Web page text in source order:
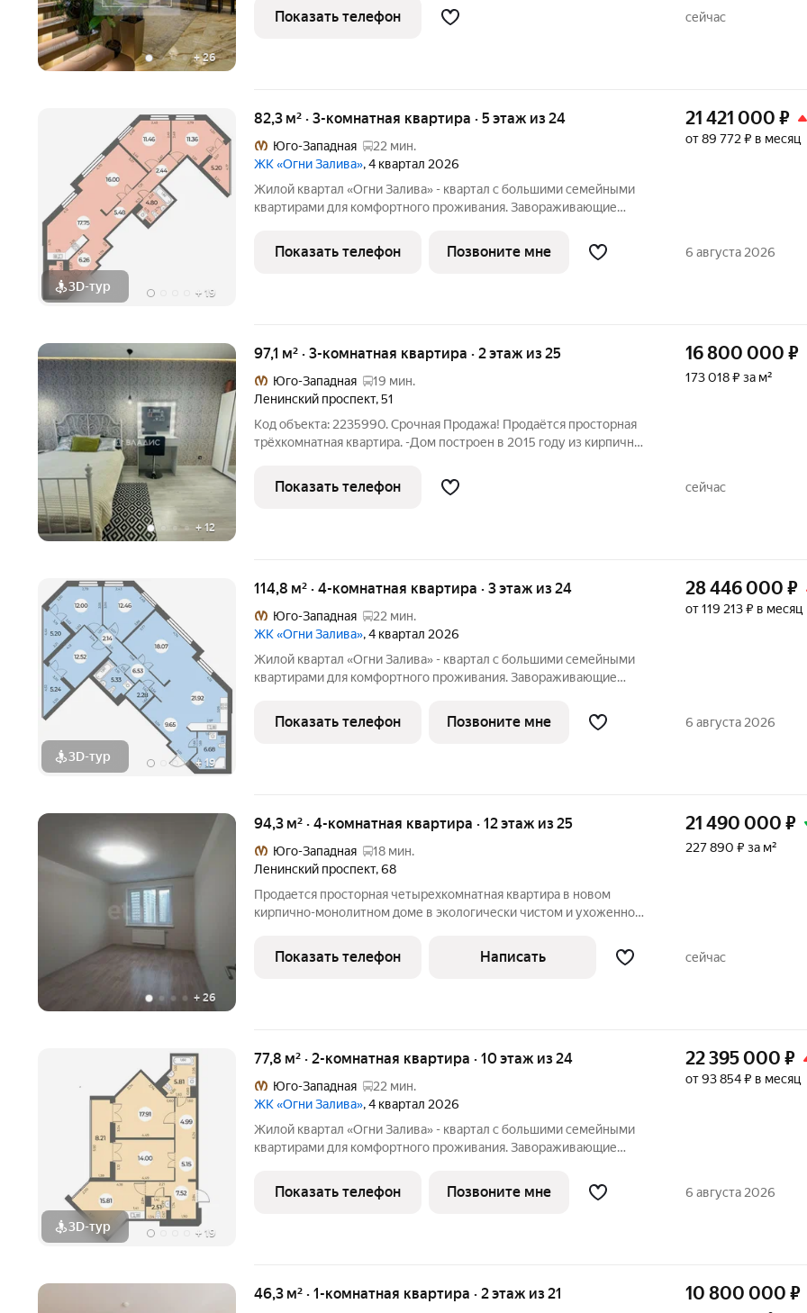
+26
чище, прозрачнее, легче. А когда открываешь дверь этого
пентхауса понимаешь: ты
Показать телефон сейчас
3D-тур + 19
82,3 м² · 3-комнатная квартира · 5 этаж из 24
Юго-Западная
22 мин.
ЖК «Огни Залива», 4 квартал 2026
Жилой квартал «Огни Залива» - квартал с большими семейными
квартирами для комфортного проживания. Завораживающие
проекте IV очереди преобладают двух и трехкомнатные
квартиры, высотность 25
21 421 000 ₽
от 89 772 ₽ в месяц
Показать телефон Позвоните мне 6 августа 2026
+ 12
97,1 м² · 3-комнатная квартира · 2 этаж из 25
Юго-Западная
19 мин.
Ленинский проспект,51
Код объекта: 2235990. Срочная Продажа! Продаётся просторная
трёхкомнатная квартира. -Дом построен в 2015 году из кирпично-
долговечность. -Высота потолков 2,7м. -Общая площадь квартиры
составляет
16 800 000 ₽
173 018 ₽ за м²
Показать телефон сейчас
3D-тур + 19
114,8 м² · 4-комнатная квартира · 3 этаж из 24
Юго-Западная
22 мин.
ЖК «Огни Залива», 4 квартал 2026
Жилой квартал «Огни Залива» - квартал с большими семейными
квартирами для комфортного проживания. Завораживающие
проекте IV очереди преобладают двух и трехкомнатные
квартиры, высотность 25
28 446 000 ₽
от 119 213 ₽ в месяц
Показать телефон Позвоните мне 6 августа 2026
+ 26
94,3 м² · 4-комнатная квартира · 12 этаж из 25
Юго-Западная
18 мин.
Ленинский проспект,68
Продается просторная четырехкомнатная квартира в новом
кирпично-монолитном доме в экологически чистом и ухоженном
характеризуется рациональной планировкой, окна выходят на две
стороны,
21 490 000 ₽
227 890 ₽ за м²
Показать телефон Написать сейчас
3D-тур + 19
77,8 м² · 2-комнатная квартира · 10 этаж из 24
Юго-Западная
22 мин.
ЖК «Огни Залива», 4 квартал 2026
Жилой квартал «Огни Залива» - квартал с большими семейными
квартирами для комфортного проживания. Завораживающие
проекте IV очереди преобладают двух и трехкомнатные
квартиры, высотность 25
22 395 000 ₽
от 93 854 ₽ в месяц
Показать телефон Позвоните мне 6 августа 2026
46,3 м² · 1-комнатная квартира · 2 этаж из 21 10 800 000 ₽